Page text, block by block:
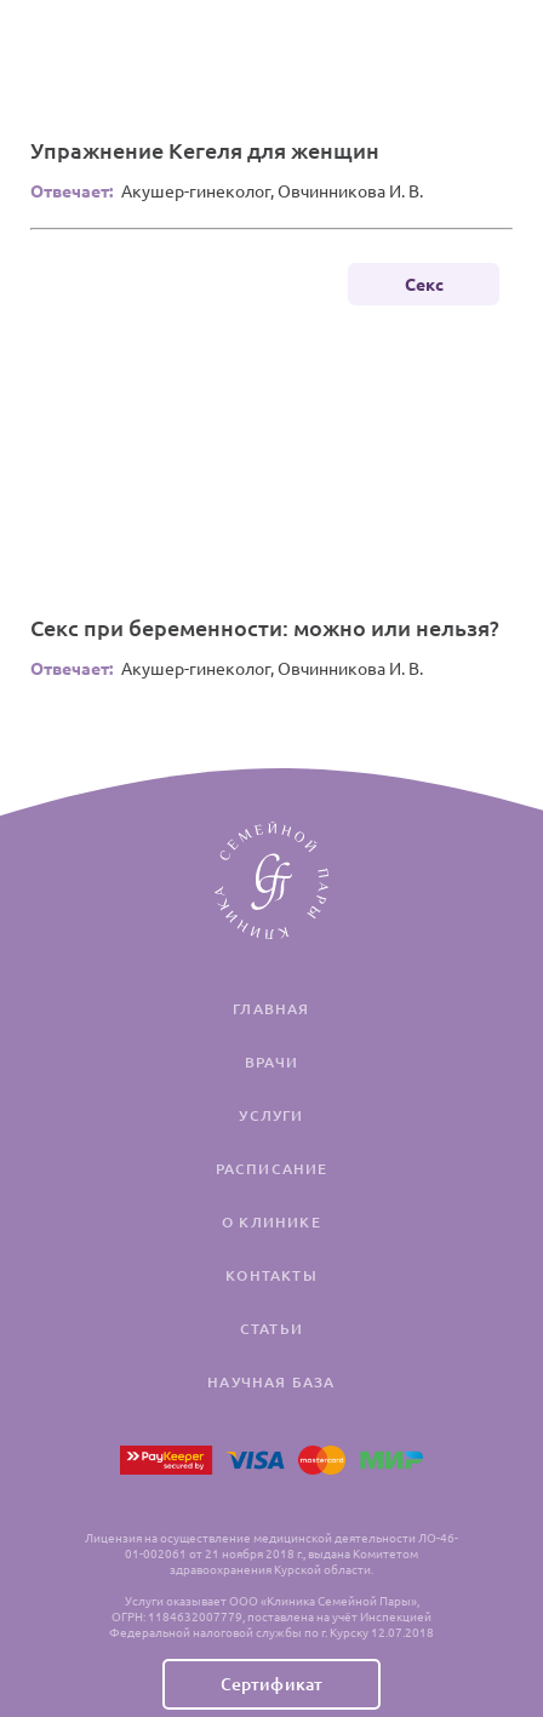
Упражнение Кегеля для женщин
Отвечает: Акушер-гинеколог, Овчинникова И. В.
Секс
Секс при беременности: можно или нельзя?
Отвечает: Акушер-гинеколог, Овчинникова И. В.
ГЛАВНАЯ
ВРАЧИ
УСЛУГИ
РАСПИСАНИЕ
О КЛИНИКЕ
КОНТАКТЫ
СТАТЬИ
НАУЧНАЯ БАЗА
Лицензия на осуществление медицинской деятельности ЛО-46-
01-002061 от 21 ноября 2018 г., выдана Комитетом
здравоохранения Курской области.
Услуги оказывает ООО «Клиника Семейной Пары»,
ОГРН: 1184632007779, поставлена на учёт Инспекцией
Федеральной налоговой службы по г. Курску 12.07.2018
Сертификат